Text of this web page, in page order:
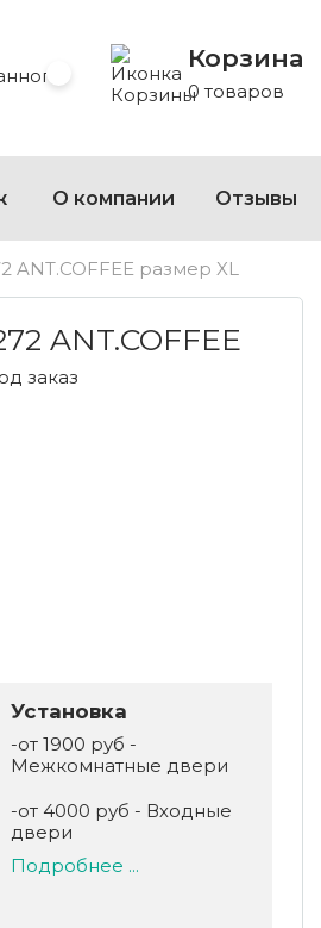
Избранное Корзина
0 товаров
О компании Отзывы
ANT.COFFEE размер XL
ANT.COFFEE
заказ
Установка
-от 1900 руб -
Межкомнатные двери
-от 4000 руб - Входные
двери
Подробнее ...